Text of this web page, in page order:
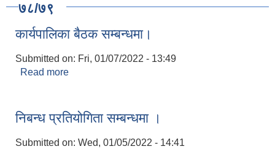
७८/७९
कार्यपालिका बैठक सम्बन्धमा।
Submitted on: Fri, 01/07/2022 - 13:49
Read more
निबन्ध प्रतियोगिता सम्बन्धमा ।
Submitted on: Wed, 01/05/2022 - 14:41